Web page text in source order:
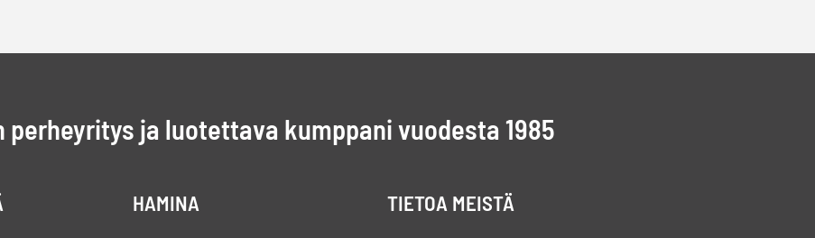
perheyritys ja luotettava kumppani vuodesta 1985
HAMINA TIETOA MEISTÄ